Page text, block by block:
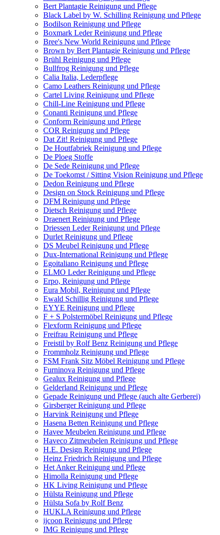
Bert Plantagie Reinigung und Pflege
Black Label by W. Schilling Reinigung und Pflege
Bodilson Reinigung und Pflege
Boxmark Leder Reinigung und Pflege
Bree's New World Reinigung und Pflege
Brown by Bert Plantagie Reinigung und Pflege
Brühl Reinigung und Pflege
Bullfrog Reinigung und Pflege
Calia Italia, Lederpflege
Camo Leathers Reinigung und Pflege
Cartel Living Reinigung und Pflege
Chill-Line Reinigung und Pflege
Conanti Reinigung und Pflege
Conform Reinigung und Pflege
COR Reinigung und Pflege
Dat Zit! Reinigung und Pflege
De Houtfabriek Reinigung und Pflege
De Ploeg Stoffe
De Sede Reinigung und Pflege
De Toekomst / Sitting Vision Reinigung und Pflege
Dedon Reinigung und Pflege
Design on Stock Reinigung und Pflege
DFM Reinigung und Pflege
Dietsch Reinigung und Pflege
Draenert Reinigung und Pflege
Driessen Leder Reinigung und Pflege
Durlet Reinigung und Pflege
DS Meubel Reinigung und Pflege
Dux-International Reinigung und Pflege
Egoitaliano Reinigung und Pflege
ELMO Leder Reinigung und Pflege
Erpo, Reinigung und Pflege
Eura Mobil, Reinigung und Pflege
Ewald Schillig Reinigung und Pflege
EYYE Reinigung und Pflege
F + S Polstermöbel Reinigung und Pflege
Flexform Reinigung und Pflege
Freifrau Reinigung und Pflege
Freistil by Rolf Benz Reinigung und Pflege
Frommholz Reinigung und Pflege
FSM Frank Sitz Möbel Reinigung und Pflege
Furninova Reinigung und Pflege
Gealux Reinigung und Pflege
Gelderland Reinigung und Pflege
Gepade Reinigung und Pflege (auch alte Gerberei)
Girsberger Reinigung und Pflege
Harvink Reinigung und Pflege
Hasena Betten Reinigung und Pflege
Havee Meubelen Reinigung und Pflege
Haveco Zitmeubelen Reinigung und Pflege
H.E. Design Reinigung und Pflege
Heinz Friedrich Reinigung und Pflege
Het Anker Reinigung und Pflege
Himolla Reinigung und Pflege
HK Living Reinigung und Pflege
Hülsta Reinigung und Pflege
Hülsta Sofa by Rolf Benz
HUKLA Reinigung und Pflege
ijcoon Reinigung und Pflege
IMG Reinigung und Pflege